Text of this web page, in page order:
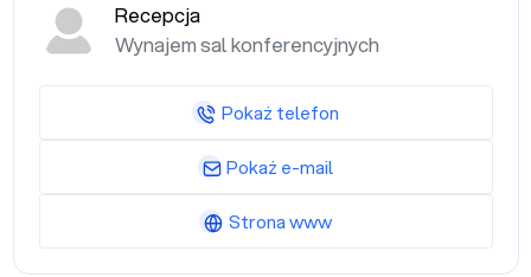
Recepcja
Wynajem sal konferencyjnych
Pokaż telefon
Pokaż e-mail
Strona www